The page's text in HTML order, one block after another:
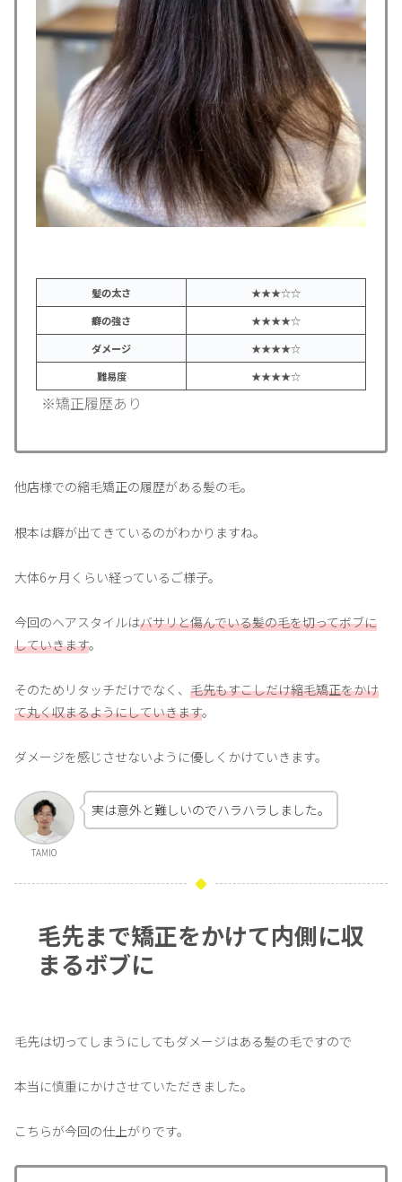
髪の太さ
★★★☆☆
癖の強さ
★★★★☆
ダメージ
★★★★☆
難易度
★★★★☆
※矯正履歴あり
他店様での縮毛矯正の履歴がある髪の毛。
根本は癖が出てきているのがわかりますね。
大体6ヶ月くらい経っているご様子。
今回のヘアスタイルはバサリと傷んでいる髪の毛を切ってボブに
していきます。
そのためリタッチだけでなく、 毛先もすこしだけ縮毛矯正をかけ
て丸く収まるようにしていきます。
ダメージを感じさせないように優しくかけていきます。
TAMIO
実は意外と難しいのでハラハラしました。
毛先まで矯正をかけて内側に収
まるボブに
毛先は切ってしまうにしてもダメージはある髪の毛ですので
本当に慎重にかけさせていただきました。
こちらが今回の仕上がりです。